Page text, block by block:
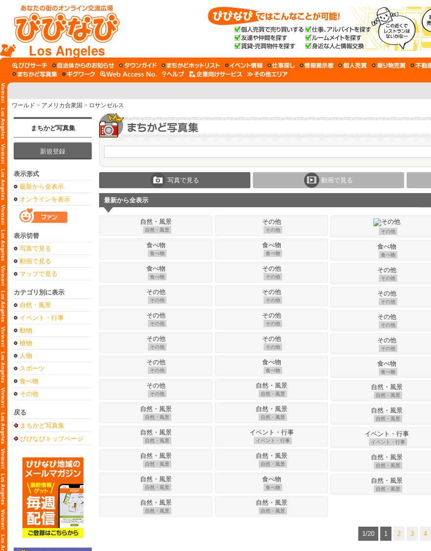
Los Angeles
ワールド > アメリカ合衆国 > ロサンゼルス
まちかど写真集
新規登録
表示形式
最新から全表示
オンラインを表示
表示切替
写真で見る
動画で見る
マップで見る
カテゴリ別に表示
自然・風景
イベント・行事
動物
植物
人物
スポーツ
食べ物
その他
戻る
まちかど写真集
びびなびトップページ
写真で見る 動画で見る
最新から全表示
自然・風景
食べ物
食べ物
その他
その他
その他
その他
その他
自然・風景
自然・風景
自然・風景
自然・風景
自然・風景
その他
食べ物
その他
その他
その他
その他
食べ物
自然・風景
自然・風景
イベント・行事
自然・風景
食べ物
自然・風景
その他
食べ物
その他
その他
その他
その他
食べ物
自然・風景
自然・風景
イベント・行事
自然・風景
自然・風景
1/20 1 2 3 4